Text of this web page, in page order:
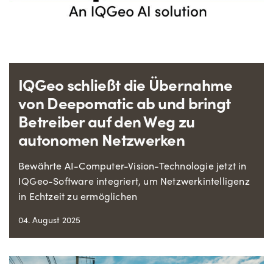
IQGeo schließt die Übernahme
von Deepomatic ab und bringt
Betreiber auf den Weg zu
autonomen Netzwerken
Bewährte AI-Computer-Vision-Technologie jetzt in
IQGeo-Software integriert, um Netzwerkintelligenz
in Echtzeit zu ermöglichen
04. August 2025